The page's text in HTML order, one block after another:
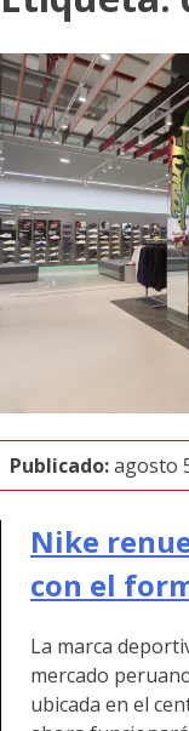
Publicado:agosto
Nike
con el
La marca
mercado
ubicada en el